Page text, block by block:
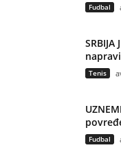
Fudbal
Tenis
Fudbal